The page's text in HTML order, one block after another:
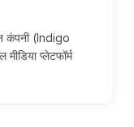
कंपनी (Indigo
प्लेटफॉर्म